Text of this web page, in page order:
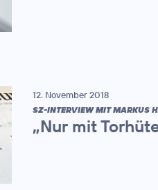
12. November 2018
SZ-INTERVIEW MIT MARKUS
„Nur mit